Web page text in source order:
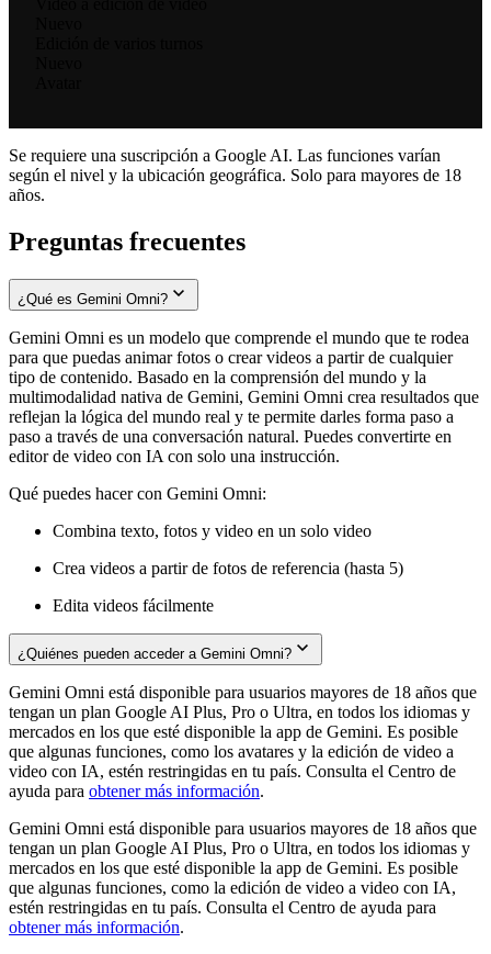
Se requiere una suscripción a Google AI. Las funciones varían
según el nivel y la ubicación geográfica. Solo para mayores de 18
años.
Preguntas frecuentes
¿Qué es Gemini Omni?
Gemini Omni es un modelo que comprende el mundo que te rodea
para que puedas animar fotos o crear videos a partir de cualquier
tipo de contenido. Basado en la comprensión del mundo y la
multimodalidad nativa de Gemini, Gemini Omni crea resultados que
reflejan la lógica del mundo real y te permite darles forma paso a
paso a través de una conversación natural. Puedes convertirte en
editor de video con IA con solo una instrucción.
Qué puedes hacer con Gemini Omni:
Combina texto, fotos y video en un solo video
Crea videos a partir de fotos de referencia (hasta 5)
Edita videos fácilmente
¿Quiénes pueden acceder a Gemini Omni?
Gemini Omni está disponible para usuarios mayores de 18 años que
tengan un plan Google AI Plus, Pro o Ultra, en todos los idiomas y
mercados en los que esté disponible la app de Gemini. Es posible
que algunas funciones, como los avatares y la edición de video a
video con IA, estén restringidas en tu país. Consulta el Centro de
ayuda para obtener más información.
Gemini Omni está disponible para usuarios mayores de 18 años que
tengan un plan Google AI Plus, Pro o Ultra, en todos los idiomas y
mercados en los que esté disponible la app de Gemini. Es posible
que algunas funciones, como la edición de video a video con IA,
estén restringidas en tu país. Consulta el Centro de ayuda para
obtener más información.